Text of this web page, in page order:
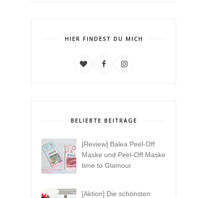
HIER FINDEST DU MICH
BELIEBTE BEITRÄGE
[Review] Balea Peel-Off
Maske und Peel-Off Maske
time to Glamour
[Aktion] Die schönsten